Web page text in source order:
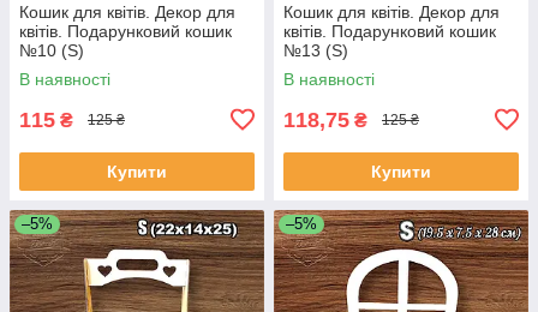
Кошик для квітів. Декор для
квітів. Подарунковий кошик
№10 (S)
В наявності
115 ₴ 125 ₴
Купити
Кошик для квітів. Декор для
квітів. Подарунковий кошик
№13 (S)
В наявності
118,75 ₴ 125 ₴
Купити
–5% –5%